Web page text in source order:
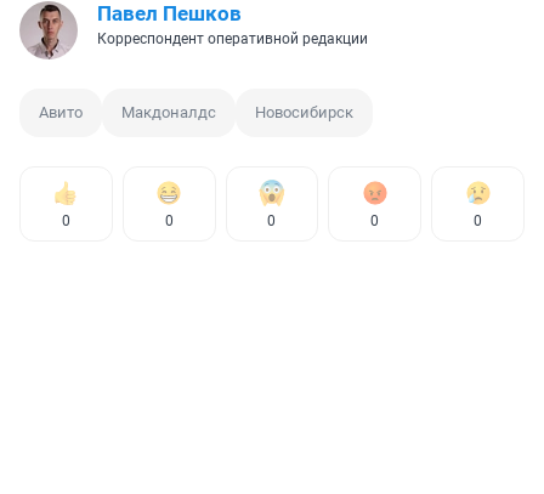
Павел Пешков
Корреспондент оперативной редакции
Авито Макдоналдс Новосибирск
0 0 0 0 0